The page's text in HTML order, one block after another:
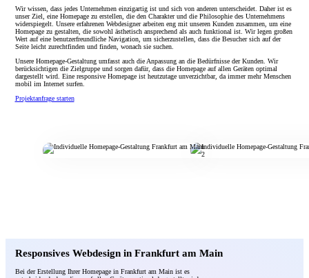
Wir wissen, dass jedes Unternehmen einzigartig ist und sich von anderen unterscheidet. Daher ist es
unser Ziel, eine Homepage zu erstellen, die den Charakter und die Philosophie des Unternehmens
widerspiegelt. Unsere erfahrenen Webdesigner arbeiten eng mit unseren Kunden zusammen, um eine
Homepage zu gestalten, die sowohl ästhetisch ansprechend als auch funktional ist. Wir legen großen
Wert auf eine benutzerfreundliche Navigation, um sicherzustellen, dass die Besucher sich auf der
Seite leicht zurechtfinden und finden, wonach sie suchen.
Unsere Homepage-Gestaltung umfasst auch die Anpassung an die Bedürfnisse der Kunden. Wir
berücksichtigen die Zielgruppe und sorgen dafür, dass die Homepage auf allen Geräten optimal
dargestellt wird. Eine responsive Homepage ist heutzutage unverzichtbar, da immer mehr Menschen
mobil im Internet surfen.
Projektanfrage starten
Responsives Webdesign in Frankfurt am Main
Bei der Erstellung Ihrer Homepage in Frankfurt am Main ist es